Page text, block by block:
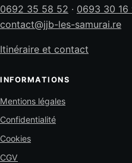
0692 35 58 52 · 0693 30 16
contact@jjb-les-samurai.re
Itinéraire et contact
INFORMATIONS
Mentions légales
Confidentialité
Cookies
CGV